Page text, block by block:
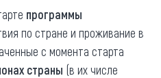
программы
по стране и проживание в
с момента старта
страны (в их числе